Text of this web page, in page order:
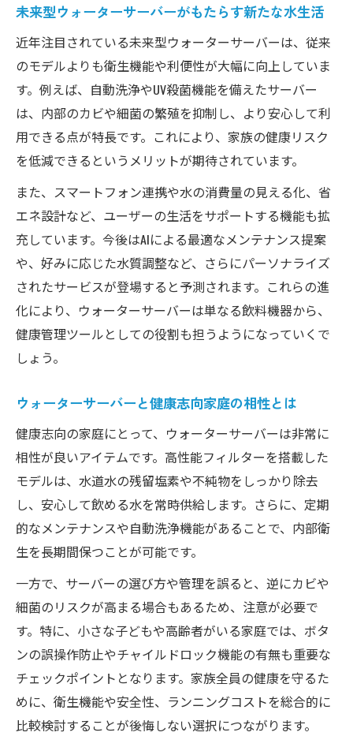
ウォーターサーバーで家族の健康を守る新たな
発想
ウォーターサーバーが家族の健康維持に貢
献する理由
未来型ウォーターサーバーで健康習慣を見
直す方法
ーバー選び
ウォーターサーバーの安全性が健康に与え
る影響
家族全員に安心なウォーターサーバーの選
択術
衛生とコスト両立のポイントを未来型サーバー
で解説
ト比較
ウォーターサーバーのランニングコスト最
適化術
未来型ウォーターサーバーで衛生と節約を
両立
衛生管理とコストバランスの取れた選択法
ウォーターサーバーの維持費抑制と衛生対
策のコツ
水道水VSサーバーの安全比較から見える未来像
ウォーターサーバーと水道水の安全性徹底
比較
水道水とウォーターサーバーどちらが安心
か検証
未来志向のウォーターサーバーが示す安全
未来型ウォーターサーバーがもたらす新たな水生活
近年注目されている未来型ウォーターサーバーは、従来
のモデルよりも衛生機能や利便性が大幅に向上していま
す。例えば、自動洗浄やUV殺菌機能を備えたサーバー
は、内部のカビや細菌の繁殖を抑制し、より安心して利
用できる点が特長です。これにより、家族の健康リスク
を低減できるというメリットが期待されています。
また、スマートフォン連携や水の消費量の見える化、省
エネ設計など、ユーザーの生活をサポートする機能も拡
充しています。今後はAIによる最適なメンテナンス提案
や、好みに応じた水質調整など、さらにパーソナライズ
されたサービスが登場すると予測されます。これらの進
化により、ウォーターサーバーは単なる飲料機器から、
健康管理ツールとしての役割も担うようになっていくで
しょう。
ウォーターサーバーと健康志向家庭の相性とは
健康志向の家庭にとって、ウォーターサーバーは非常に
相性が良いアイテムです。高性能フィルターを搭載した
モデルは、水道水の残留塩素や不純物をしっかり除去
し、安心して飲める水を常時供給します。さらに、定期
的なメンテナンスや自動洗浄機能があることで、内部衛
生を長期間保つことが可能です。
一方で、サーバーの選び方や管理を誤ると、逆にカビや
細菌のリスクが高まる場合もあるため、注意が必要で
す。特に、小さな子どもや高齢者がいる家庭では、ボタ
ンの誤操作防止やチャイルドロック機能の有無も重要な
チェックポイントとなります。家族全員の健康を守るた
めに、衛生機能や安全性、ランニングコストを総合的に
比較検討することが後悔しない選択につながります。